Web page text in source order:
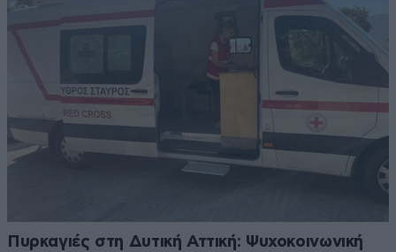
Πυρκαγιές στη Δυτική Αττική: Ψυχοκοινωνική